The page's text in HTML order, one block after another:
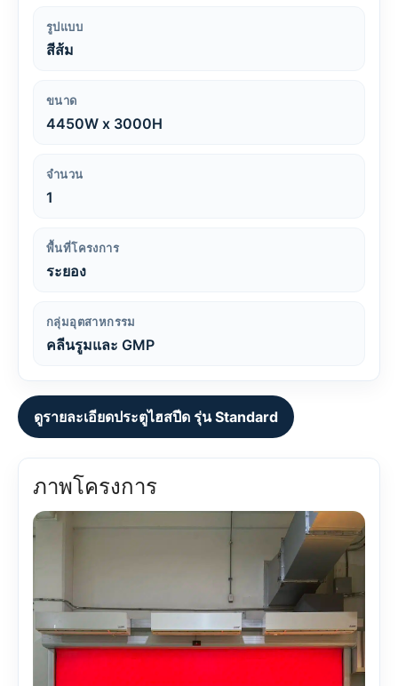
รูปแบบ
สีส้ม
ขนาด
4450W x 3000H
จำนวน
1
พื้นที่โครงการ
ระยอง
กลุ่มอุตสาหกรรม
คลีนรูมและ GMP
ดูรายละเอียดประตูไฮสปีด รุ่น Standard
ภาพโครงการ